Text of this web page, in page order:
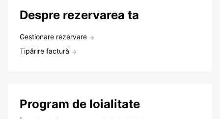
Despre rezervarea ta
Gestionare rezervare
Tipărire factură
Program de loialitate